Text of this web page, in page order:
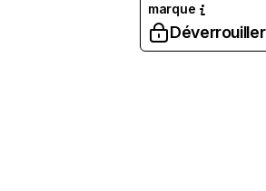
marque
Déverrouiller